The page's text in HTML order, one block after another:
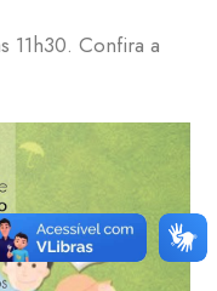
11h30. Confira a